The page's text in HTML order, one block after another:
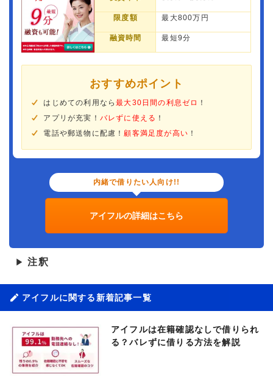
限度額 最大800万円
融資時間 最短9分
おすすめポイント
はじめての利用なら最大30日間の利息ゼロ ！
アプリが充実！ バレずに使える ！
電話や郵送物に配慮！ 顧客満足度が高い ！
内緒で借りたい人向け!!
アイフルの詳細はこちら
▶ 注釈
アイフルに関する新着記事一覧
アイフルは在籍確認なしで借りられ
る？バレずに借りる方法を解説